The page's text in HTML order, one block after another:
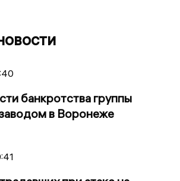
банкротства группы
в Воронеже